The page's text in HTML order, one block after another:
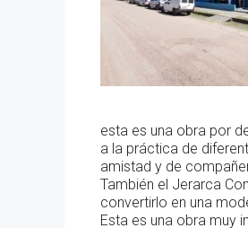
esta es una obra por
a la práctica de
amistad y de
También el Jerarca
convertirlo en una
Esta es una obra muy